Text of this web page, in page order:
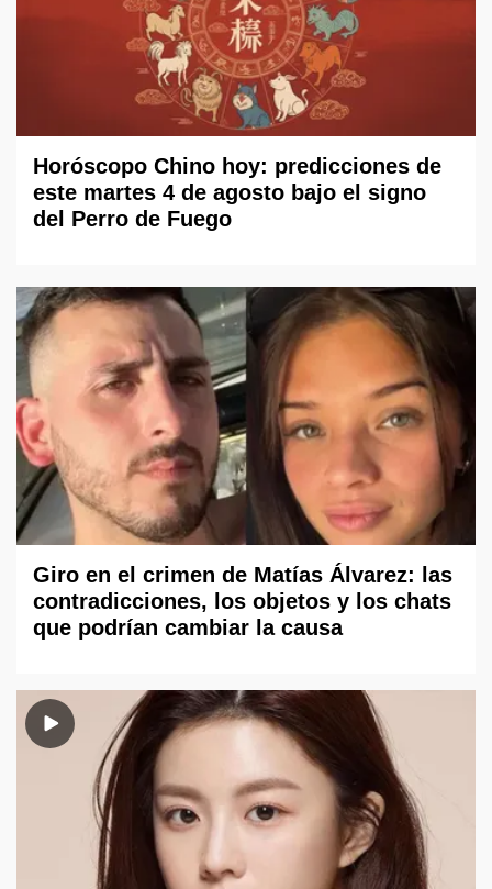
Horóscopo Chino hoy: predicciones de
este martes 4 de agosto bajo el signo
del Perro de Fuego
Giro en el crimen de Matías Álvarez: las
contradicciones, los objetos y los chats
que podrían cambiar la causa